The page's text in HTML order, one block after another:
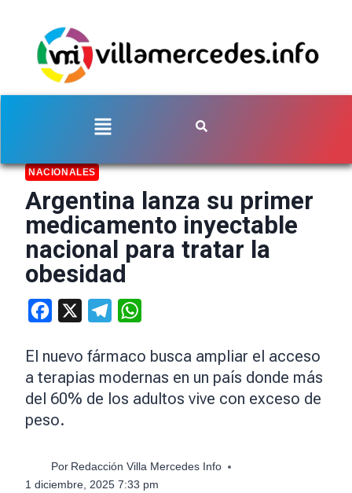
NACIONALES
Argentina lanza su primer
medicamento inyectable
nacional para tratar la
obesidad
Facebook Telegram
El nuevo fármaco busca ampliar el acceso
a terapias modernas en un país donde más
del 60% de los adultos vive con exceso de
peso.
Por Redacción Villa Mercedes Info
1 diciembre, 2025 7:33 pm